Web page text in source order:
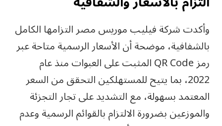
وأكدت شركة فيليب موريس مصر التزامها الكامل
بالشفافية، موضحة أن الأسعار الرسمية متاحة عبر
رمز QR Code المثبت على العبوات منذ عام
2022، بما يتيح للمستهلكين التحقق من السعر
المعتمد بسهولة، مع التشديد على تجار التجزئة
والموزعين بضرورة الالتزام بالقوائم الرسمية وعدم